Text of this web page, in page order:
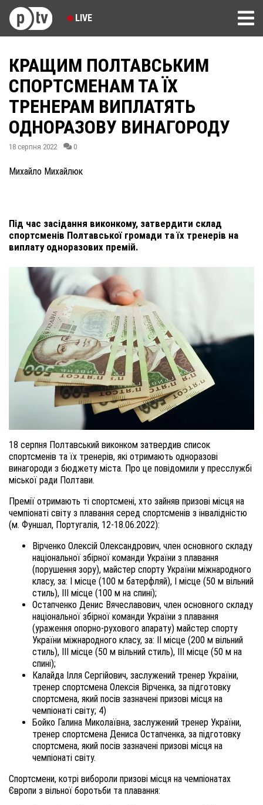
LIVE
КРАЩИМ ПОЛТАВСЬКИМ
СПОРТСМЕНАМ ТА ЇХ
ТРЕНЕРАМ ВИПЛАТЯТЬ
ОДНОРАЗОВУ ВИНАГОРОДУ
18 серпня 2022 0
Михайло Михайлюк
Під час засідання виконкому, затвердити склад
спортсменів Полтавської громади та їх тренерів на
виплату одноразових премій.
18 серпня Полтавський виконком затвердив список
спортсменів та їх тренерів, які отримають одноразові
винагороди з бюджету міста. Про це повідомили у пресслужбі
міської ради Полтави.
Премії отримають ті спортсмені, хто зайняв призові місця на
чемпіонаті світу з плавання серед спортсменів з інвалідністю
(м. Фуншал, Португалія, 12-18.06.2022):
Вірченко Олексій Олександрович, член основного складу
національної збірної команди України з плавання
(порушення зору), майстер спорту України міжнародного
класу, за: І місце (100 м батерфляй), І місце (50 м вільний
стиль), III місце (100 м на спині);
Остапченко Денис Вячеславович, член основного складу
національної збірної команди України з плавання
(ураження опорно-рухового апарату) майстер спорту
України міжнародного класу, за: II місце (200 м вільний
стиль), III місце (50 м вільний стиль), III місце (50 м на
спині);
Калайда Ілля Сергійович, заслужений тренер України,
тренер спортсмена Олексія Вірченка, за підготовку
спортсмена, який посів зазначені призові місця на
чемпіонаті світу; 4)
Бойко Галина Миколаївна, заслужений тренер України,
тренер спортсмена Дениса Остапченка, за підготовку
спортсмена, який посів зазначені призові місця на
чемпіонаті світу.
Спортсмени, котрі вибороли призові місця на чемпіонатах
Європи з вільної боротьби та плавання: